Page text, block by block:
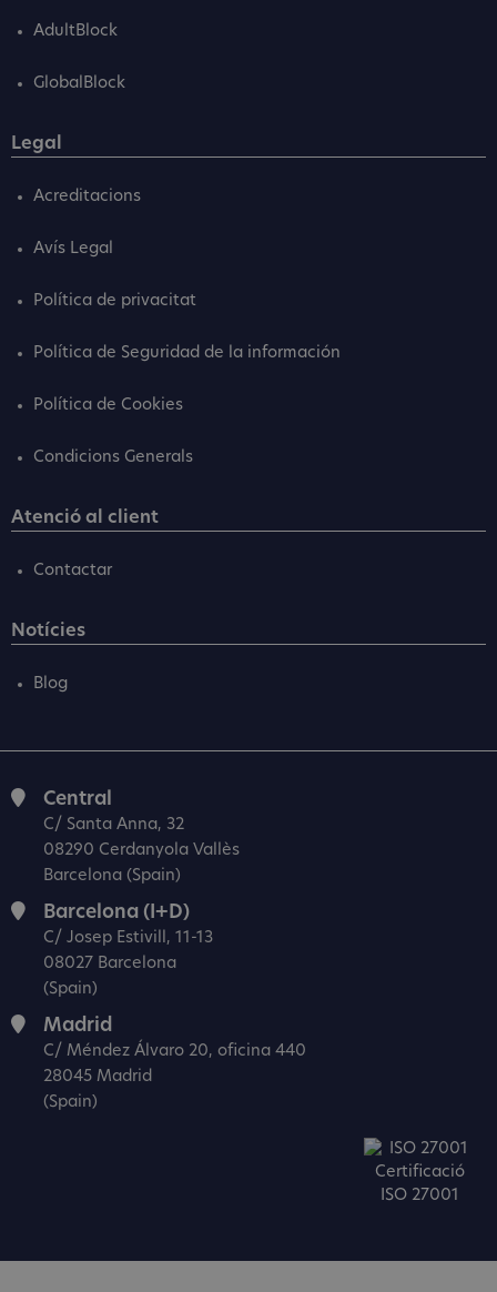
AdultBlock
GlobalBlock
Legal
Acreditacions
Avís Legal
Política de privacitat
Política de Seguridad de la información
Política de Cookies
Condicions Generals
Atenció al client
Contactar
Notícies
Blog
Central
C/ Santa Anna, 32
08290 Cerdanyola Vallès
Barcelona (Spain)
Barcelona (I+D)
C/ Josep Estivill, 11-13
08027 Barcelona
(Spain)
Madrid
C/ Méndez Álvaro 20, oficina 440
28045 Madrid
(Spain)
Certificació
ISO 27001